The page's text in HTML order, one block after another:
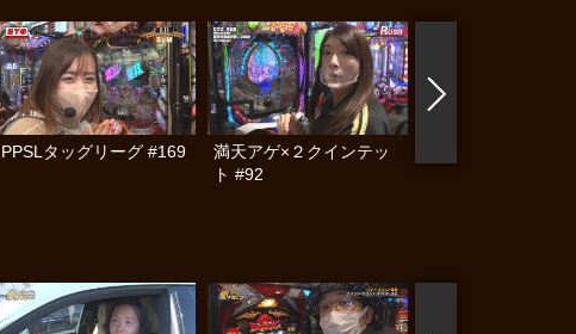
PPSLタッグリーグ #169
満天アゲ×２クインテッ
ト #92